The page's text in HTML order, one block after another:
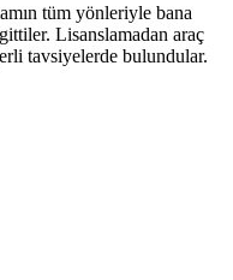
tüm yönleriyle bana
Lisanslamadan araç
tavsiyelerde bulundular.